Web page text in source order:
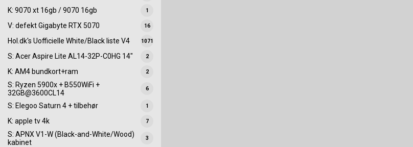
K: 9070 xt 16gb / 9070 16gb 1
V: defekt Gigabyte RTX 5070 16
Hol.dk's Uofficielle White/Black liste V4 1071
S: Acer Aspire Lite AL14-32P-C0HG 14" 2
K: AM4 bundkort+ram 2
S: Ryzen 5900x + B550WiFi +
32GB@3600CL14
6
S: Elegoo Saturn 4 + tilbehør 1
K: apple tv 4k 7
S: APNX V1-W (Black-and-White/Wood)
kabinet
3